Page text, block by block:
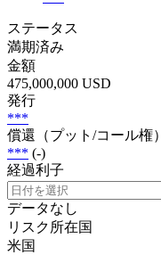
ステータス
満期済み
金額
475,000,000 USD
発行
***
償還（プット/コール権）
*** (-)
経過利子
データなし
リスク所在国
米国